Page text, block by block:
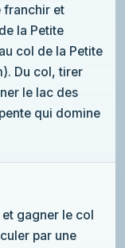
franchir et
col de la Petite
le lac des
qui domine
gagner le col